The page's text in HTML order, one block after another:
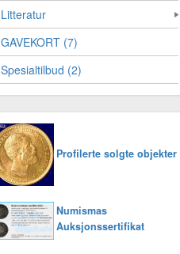
Litteratur
GAVEKORT (7)
Spesialtilbud (2)
Profilerte solgte objekter
Numismas
Auksjonssertifikat